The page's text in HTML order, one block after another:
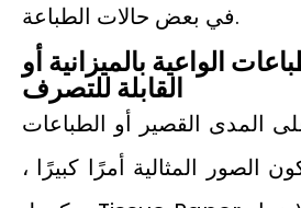
في بعض حالات الطباعة.
الواعية بالميزانية أو
القابلة للتصرف
المدى القصير أو الطباعات
الصور المثالية أمرًا كبيرًا ،